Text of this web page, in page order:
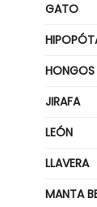
GATO
HONGOS
JIRAFA
LEÓN
LLAVERA
MANTA